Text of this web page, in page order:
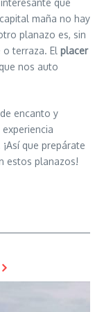
que
maña no hay
planazo es, sin
terraza. El placer
nos auto
encanto y
¡Así que prepárate
estos planazos!